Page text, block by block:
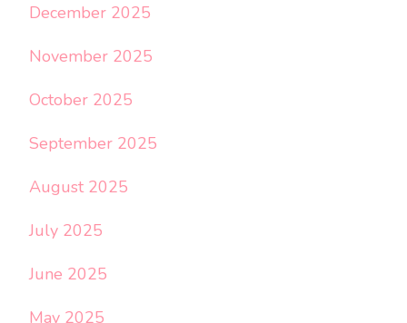
December 2025
November 2025
October 2025
September 2025
August 2025
July 2025
June 2025
May 2025